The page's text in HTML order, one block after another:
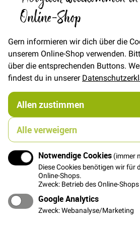
Online-Shop
Gern informieren wir dich über die
unserem Online-Shop verwenden.
über die entsprechenden Buttons.
findest du in unserer
Allen zustimmen
Alle verweigern
Notwendige Cookies (immer
Diese Cookies benötigen wir für
Online-Shops.
Zweck: Betrieb des Online-Shops
Google Analytics
Zweck: Webanalyse/Marketing
(ca. 50 x 55 cm)
7,00 €
Details
Fester Japanischer Baumwollstoff
Struktur und klassischem Kraniche
Ein Kranich ist ca. 8m x 10cm groß